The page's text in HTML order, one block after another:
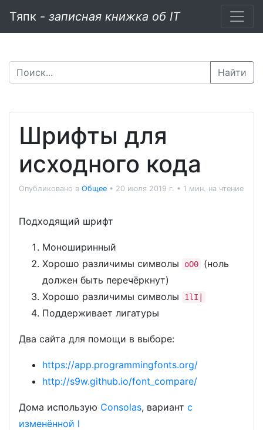
Тяпк - записная книжка об IT
Найти
Шрифты для
исходного кода
Опубликовано в Общее • 20 июля 2019 г. • 1 мин. на чтение
Подходящий шрифт
Моноширинный
Хорошо различимы символы
oO0
(ноль
должен быть перечёркнут)
Хорошо различимы символы
1lI|
Поддерживает лигатуры
Два сайта для помощи в выборе:
https://app.programmingfonts.org/
http://s9w.github.io/font_compare/
Дома использую Consolas, вариант с
изменённой l